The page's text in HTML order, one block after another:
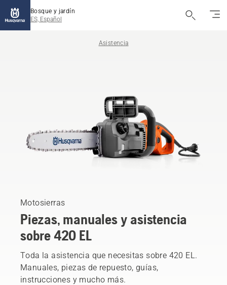
Bosque y jardín
ES, Español
Asistencia
Motosierras
Piezas, manuales y asistencia
sobre 420 EL
Toda la asistencia que necesitas sobre 420 EL.
Manuales, piezas de repuesto, guías,
instrucciones y mucho más.